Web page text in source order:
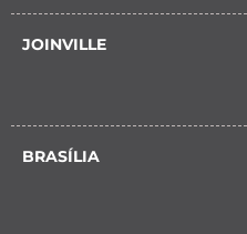
JOINVILLE
BRASÍLIA